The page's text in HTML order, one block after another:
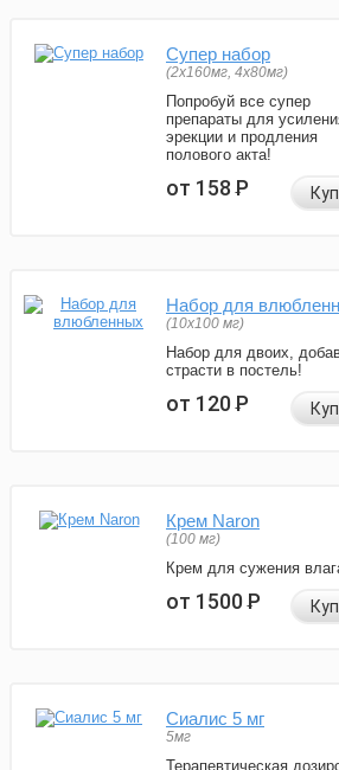
Супер набор
(2х160мг, 4х80мг)
Попробуй все супер
препараты для
эрекции и продления
полового акта!
от 158Р
Набор для
(10х100 мг)
Набор для двоих,
страсти в постель!
от 120Р
Крем Naron
(100 мг)
Крем для сужения
от 1500Р
Сиалис 5 мг
5мг
Терапевтическая